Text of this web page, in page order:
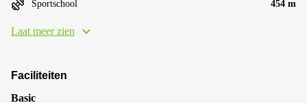
Sportschool 454 m
Laat meer zien
Faciliteiten
Basic